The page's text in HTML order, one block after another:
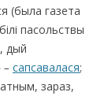
(была газета
пасольствы
дый
– сапсавалася;
зараз,